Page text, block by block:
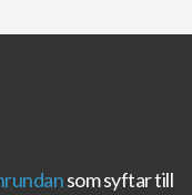
som syftar till